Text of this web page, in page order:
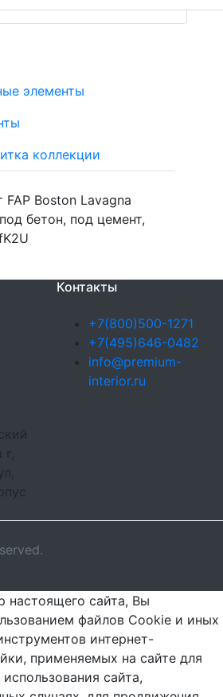
элементы
коллекции
FAP Boston Lavagna
бетон, под цемент,
Контакты
+7(800)500-1271
+7(495)646-0482
info@premium-
interior.ru
настоящего сайта, Вы
файлов Cookie и иных
интернет-
применяемых на сайте для
сайта,